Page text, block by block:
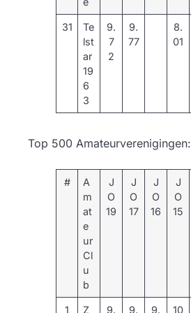
31
Te
lst
ar
19
6
3
9.
7
2
9.
77
8.
01
Top 500 Amateurverenigingen:
#
A
m
at
e
ur
Cl
u
b
J
O
19
J
O
17
J
O
16
J
O
15
1
Z
9.
9.
9.
10